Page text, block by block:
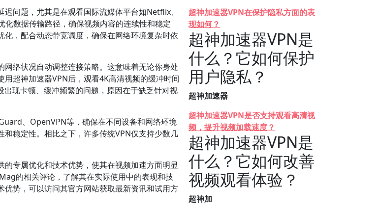
问题，尤其是在观看国际流媒体平台如Netflix、
数据传输路径，确保视频内容的连续性和稳定
，配合动态带宽调度，确保在网络环境复杂时依
络状况自动调整连接策略。这意味着无论你身处
超神加速器VPN后，观看4K高清视频的缓冲时间
现卡顿、缓冲频繁的问题，原因在于缺乏针对视
、OpenVPN等，确保在不同设备和网络环境
稳定性。相比之下，许多传统VPN仅支持少数几
专属优化和技术优势，使其在视频加速方面明显
的相关评论，了解其在实际使用中的表现和技
势，可以访问其官方网站获取最新资讯和试用方
超神加速器VPN在保护隐私方面的表
现如何？
超神加速器VPN是
什么？它如何保护
用户隐私？
超神加速器
超神加速器VPN是否支持观看高清视
频，提升视频加载速度？
超神加速器VPN是
什么？它如何改善
视频观看体验？
超神加